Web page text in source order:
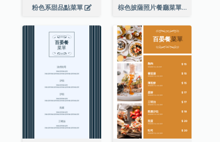
粉色系甜品點菜單 棕色披薩照片餐廳菜單